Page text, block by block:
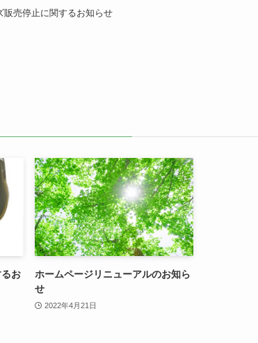
販売停止に関するお知らせ
お
ホームページリニューアルのお知ら
せ
2022年4月21日